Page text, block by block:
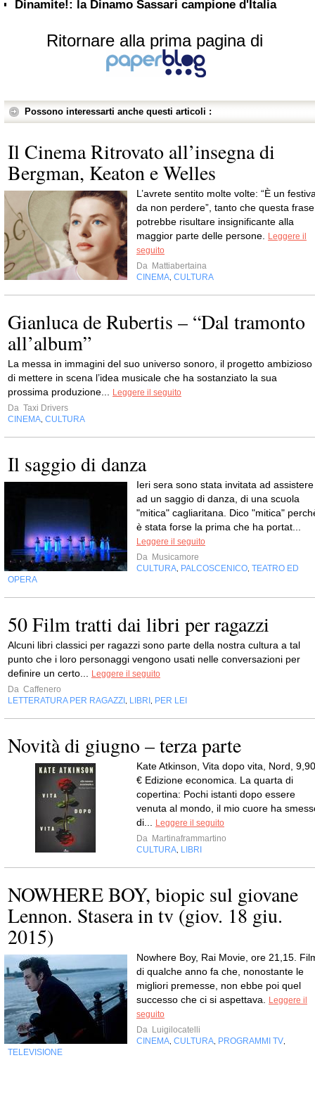
Dinamite!: la Dinamo Sassari campione d'Italia
Ritornare alla prima pagina di
Possono interessarti anche questi articoli :
Il Cinema Ritrovato all’insegna di
Bergman, Keaton e Welles
L’avrete sentito molte volte: “È un
da non perdere”, tanto che questa frase
potrebbe risultare insignificante alla
maggior parte delle persone.
Leggere il
seguito
Da Mattiabertaina
CINEMA CULTURA
Gianluca de Rubertis – “Dal tramonto
all’album”
La messa in immagini del suo universo sonoro, il progetto ambizioso
di mettere in scena l’idea musicale che ha sostanziato la sua
prossima produzione...
Leggere il seguito
Da Taxi Drivers
CINEMA CULTURA
Il saggio di danza
Ieri sera sono stata invitata ad assistere
ad un saggio di danza, di una scuola
"mitica" cagliaritana. Dico "mitica"
è stata forse la prima che ha portat...
Leggere il seguito
Da Musicamore
CULTURA PALCOSCENICO TEATRO ED
OPERA
50 Film tratti dai libri per ragazzi
Alcuni libri classici per ragazzi sono parte della nostra cultura a tal
punto che i loro personaggi vengono usati nelle conversazioni per
definire un certo...
Leggere il seguito
Da Caffenero
LETTERATURA PER RAGAZZI
LIBRI PER LEI
Novità di giugno – terza parte
Kate Atkinson, Vita dopo vita, Nord, 9,90
€ Edizione economica. La quarta di
copertina: Pochi istanti dopo essere
venuta al mondo, il mio cuore ha
di...
Leggere il seguito
Da Martinaframmartino
CULTURA LIBRI
NOWHERE BOY, biopic sul giovane
Lennon. Stasera in tv (giov. 18 giu.
2015)
Nowhere Boy, Rai Movie, ore 21,15.
di qualche anno fa che, nonostante le
migliori premesse, non ebbe poi quel
successo che ci si aspettava.
Leggere il
seguito
Da Luigilocatelli
CINEMA CULTURA PROGRAMMI TV
TELEVISIONE